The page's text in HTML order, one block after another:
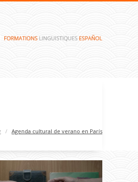
/ Agenda cultural de verano en París